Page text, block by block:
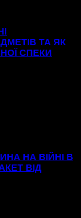
ТА ЯК
СПЕКИ
НА ВІЙНІ В
ВІД